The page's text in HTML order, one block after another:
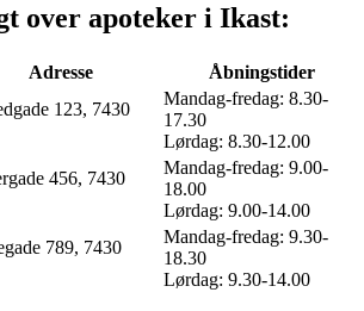
over apoteker i Ikast:
Adresse Åbningstider
123, 7430
Mandag-fredag: 8.30-
17.30
Lørdag: 8.30-12.00
456, 7430
Mandag-fredag: 9.00-
18.00
Lørdag: 9.00-14.00
789, 7430
Mandag-fredag: 9.30-
18.30
Lørdag: 9.30-14.00